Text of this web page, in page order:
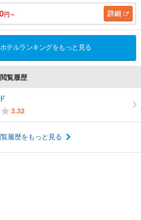
円～ 詳細
テルランキングをもっと見る
覧履歴
3.32
履歴をもっと見る